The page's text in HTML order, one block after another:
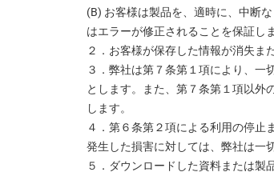
(B) お客様は製品を、適時に、中断
はエラーが修正されることを保証し
２．お客様が保存した情報が消失ま
３．弊社は第７条第１項により、
とします。また、第７条第１項以外
します。
４．第６条第２項による利用の停止
発生した損害に対しては、弊社は一
５．ダウンロードした資料または